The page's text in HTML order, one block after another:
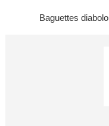
Baguettes